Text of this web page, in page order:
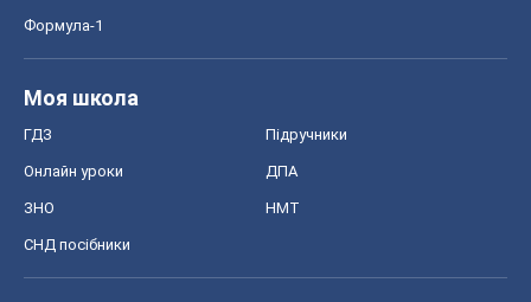
Формула-1
Моя школа
ГДЗ Підручники
Онлайн уроки ДПА
ЗНО НМТ
СНД посібники